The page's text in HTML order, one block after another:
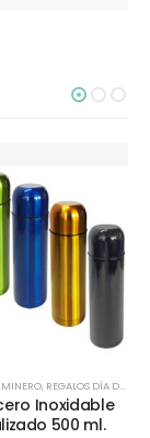
,VINO Y COCINA
MINERO, REGALOS DÍA DEL PADRE
Inoxidable
500 ml.